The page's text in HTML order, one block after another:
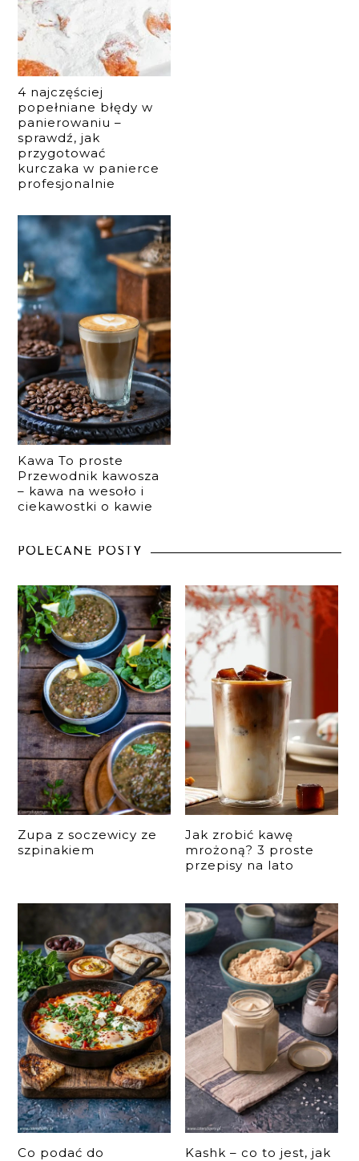
4 najczęściej
popełniane błędy w
panierowaniu –
sprawdź, jak
przygotować
kurczaka w panierce
profesjonalnie
Kawa To proste
Przewodnik kawosza
– kawa na wesoło i
ciekawostki o kawie
POLECANE POSTY
Zupa z soczewicy ze
szpinakiem
Jak zrobić kawę
mrożoną? 3 proste
przepisy na lato
Co podać do
Kashk – co to jest, jak